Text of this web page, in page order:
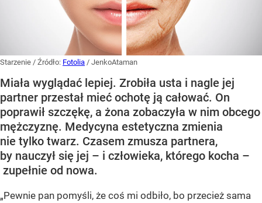
Starzenie / Źródło: Fotolia / JenkoAtaman
Miała wyglądać lepiej. Zrobiła usta i nagle jej
partner przestał mieć ochotę ją całować. On
poprawił szczękę, a żona zobaczyła w nim obcego
mężczyznę. Medycyna estetyczna zmienia
nie tylko twarz. Czasem zmusza partnera,
by nauczył się jej – i człowieka, którego kocha –
zupełnie od nowa.
„Pewnie pan pomyśli, że coś mi odbiło, bo przecież sama